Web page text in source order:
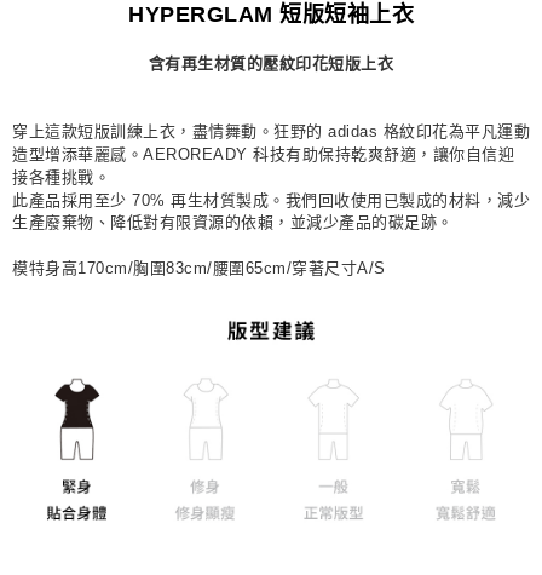
付款後門市自取
每筆NT$80，滿NT$1,500(含以上)免運費
HYPERGLAM 短版短袖上衣
含有再生材質的壓紋印花短版上衣
穿上這款短版訓練上衣，盡情舞動。狂野的 adidas 格紋印花為平凡運動
造型增添華麗感。AEROREADY 科技有助保持乾爽舒適，讓你自信迎
接各種挑戰。
此產品採用至少 70% 再生材質製成。我們回收使用已製成的材料，減少
生產廢棄物、降低對有限資源的依賴，並減少產品的碳足跡。
模特身高170cm/胸圍83cm/腰圍65cm/穿著尺寸A/S